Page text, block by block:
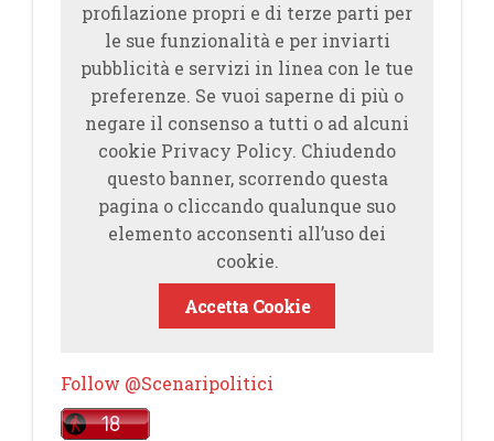
profilazione propri e di terze parti per
le sue funzionalità e per inviarti
pubblicità e servizi in linea con le tue
preferenze. Se vuoi saperne di più o
negare il consenso a tutti o ad alcuni
cookie Privacy Policy. Chiudendo
questo banner, scorrendo questa
pagina o cliccando qualunque suo
elemento acconsenti all’uso dei
cookie.
Accetta Cookie
Follow @Scenaripolitici